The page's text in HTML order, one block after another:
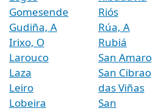
Gomesende
Gudiña, A
Irixo, O
Larouco
Laza
Leiro
Lobeira
Riós
Rúa, A
Rubiá
San Amaro
San Cibrao
das Viñas
San